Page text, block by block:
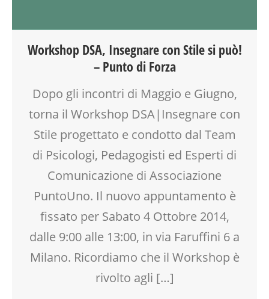
EDUCATORE
LABORATORIO
MOOD BOX
PEDAGOGIA
RAGAZZI
RIEQUILIBRIO ENERGETICO
SCUOLA
SPORTELLO D'ASCOLTO
TEENAGER
VIA FARUFFINI
Workshop DSA, Insegnare con Stile si può!
– Punto di Forza
Dopo gli incontri di Maggio e Giugno,
torna il Workshop DSA|Insegnare con
Stile progettato e condotto dal Team
di Psicologi, Pedagogisti ed Esperti di
Comunicazione di Associazione
PuntoUno. Il nuovo appuntamento è
fissato per Sabato 4 Ottobre 2014,
dalle 9:00 alle 13:00, in via Faruffini 6 a
Milano. Ricordiamo che il Workshop è
rivolto agli […]